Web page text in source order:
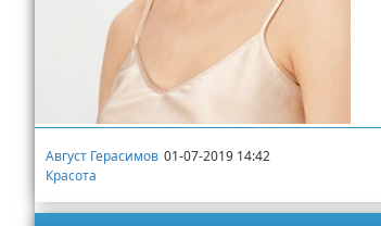
Август Герасимов 01-07-2019 14:42
Красота